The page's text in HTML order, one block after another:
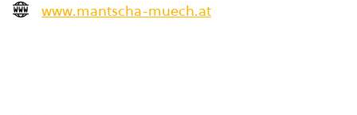
www.mantscha-muech.at